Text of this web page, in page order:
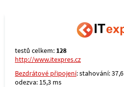
testů celkem: 128
http://www.itexpres.cz
Bezdrátové připojení: stahování:
odezva: 15,3 ms